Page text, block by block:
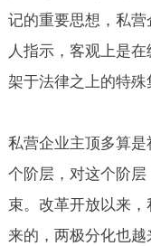
记的重要思想，私
人指示，客观上是
架于法律之上的特殊
私营企业主顶多算
个阶层，对这个阶
束。改革开放以来
来的，两极分化也